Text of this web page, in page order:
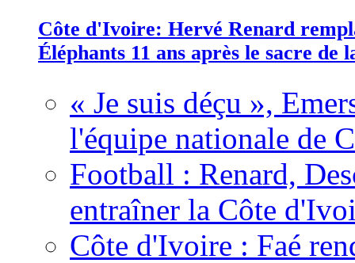
Côte d'Ivoire: Hervé Renard
Éléphants 11 ans après le sacre de
« Je suis déçu »,
l'équipe nationale de
Football : Renard,
entraîner la Côte
Côte d'Ivoire : Faé